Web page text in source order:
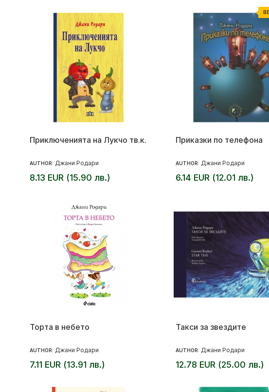
Приключенията на Лукчо тв.к.
AUTHOR: Джани Родари
8.13 EUR (15.90 лв.)
Приказки по телефона
AUTHOR: Джани Родари
6.14 EUR (12.01 лв.)
Торта в небето
AUTHOR: Джани Родари
7.11 EUR (13.91 лв.)
Такси за звездите
AUTHOR: Джани Родари
12.78 EUR (25.00 лв.)